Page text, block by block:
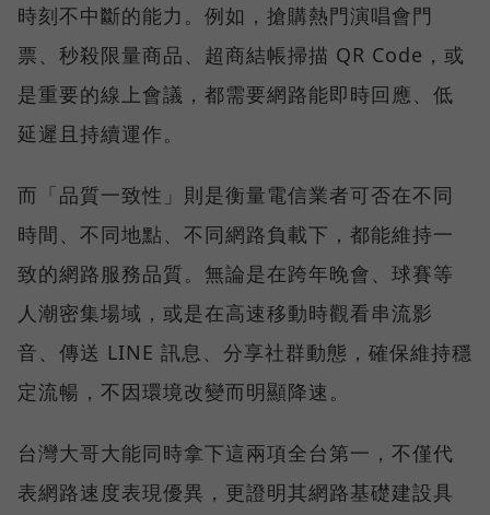
時刻不中斷的能力。例如，搶購熱門演唱會門
票、秒殺限量商品、超商結帳掃描 QR Code，或
是重要的線上會議，都需要網路能即時回應、低
延遲且持續運作。
而「品質一致性」則是衡量電信業者可否在不同
時間、不同地點、不同網路負載下，都能維持一
致的網路服務品質。無論是在跨年晚會、球賽等
人潮密集場域，或是在高速移動時觀看串流影
音、傳送 LINE 訊息、分享社群動態，確保維持穩
定流暢，不因環境改變而明顯降速。
台灣大哥大能同時拿下這兩項全台第一，不僅代
表網路速度表現優異，更證明其網路基礎建設具